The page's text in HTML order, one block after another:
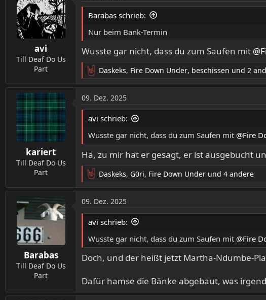
avi
Till Deaf Do Us
Part
Barabas schrieb:
Nur beim Bank-Termin
Wusste gar nicht, dass du zum Saufen mit
R
e
a
k
t
o
n
e
n
Daskeks, Fire Down Under, beschissen und 2
kariert
Till Deaf Do Us
Part
09. Dez. 2025
avi schrieb:
Wusste gar nicht, dass du zum Saufen mit @Fire
Hä, zu mir hat er gesagt, er ist ausgebucht
R
e
a
k
t
o
n
e
Daskeks, G0ri, Fire Down Under und 4 andere
Barabas
Till Deaf Do Us
Part
09. Dez. 2025
avi schrieb:
Wusste gar nicht, dass du zum Saufen mit @Fire
Doch, und der heißt jetzt Martha-Ndumbe-
Dafür hamse die Bänke abgebaut, was